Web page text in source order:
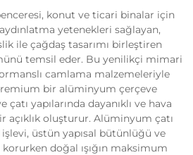
Ara
konut ve ticari binalar için
yetenekleri sağlayan,
ile çağdaş tasarımı birleştiren
temsil eder. Bu yenilikçi mimari
camlama malzemeleriyle
bir alüminyum çerçeve
yapılarında dayanıklı ve hava
açıklık oluşturur. Alüminyum çatı
üstün yapısal bütünlüğü ve
doğal ışığın maksimum